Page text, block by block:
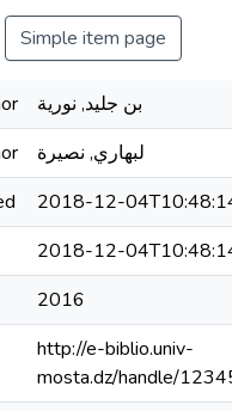
Simple item page
بن جليد, نورية
لبهاري, نصيرة
2018-12-
2018-12-
2016
http://e-biblio.univ-
mosta.dz/handle/